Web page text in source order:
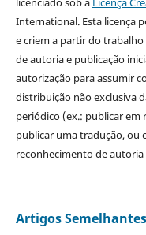
International. Esta licença
e criem a partir do
de autoria e publicação
autorização para assumir
distribuição não exclusiva
periódico (ex.: publicar em
publicar uma tradução, ou
reconhecimento de
Artigos Semelhantes